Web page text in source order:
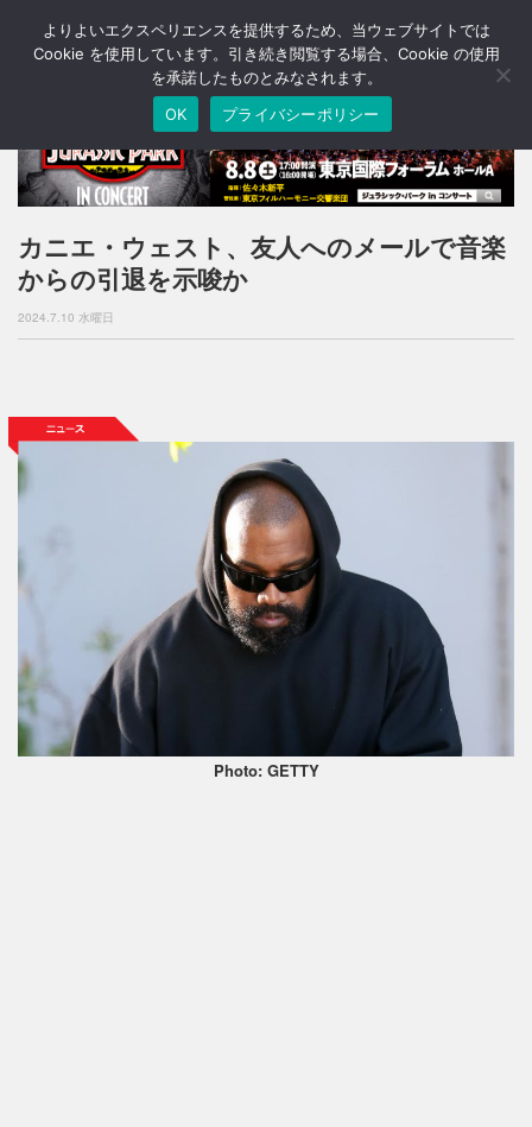
T
o
n
a
v
i
g
o
カニエ・ウェスト、友人へのメールで音楽
からの引退を示唆か
2024.7.10 水曜日
Photo: GETTY
よりよいエクスペリエンスを提供するため、当ウェブサイトでは
Cookie を使用しています。引き続き閲覧する場合、Cookie の使用
を承諾したものとみなされます。
OK
プライバシーポリシー